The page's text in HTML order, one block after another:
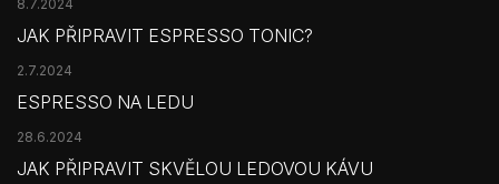
8.7.2024
JAK PŘIPRAVIT ESPRESSO TONIC?
2.7.2024
ESPRESSO NA LEDU
28.6.2024
JAK PŘIPRAVIT SKVĚLOU LEDOVOU KÁVU